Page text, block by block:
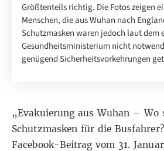
Größtenteils richtig. Die Fotos zeigen
Menschen, die aus Wuhan nach
Schutzmasken waren jedoch laut dem
Gesundheitsministerium nicht
genügend Sicherheitsvorkehrungen
„Evakuierung aus Wuhan – Wo
Schutzmasken für die
Facebook-Beitrag vom 31. Januar